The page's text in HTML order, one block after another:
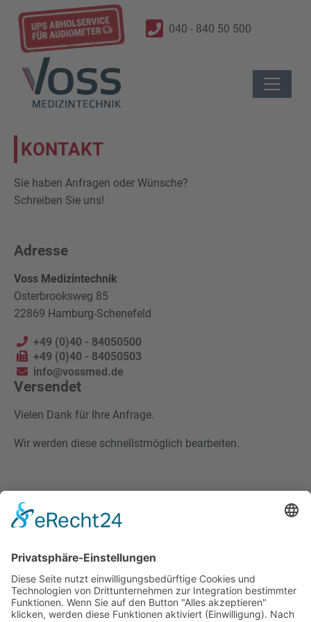
040 - 840 50 500
KONTAKT
Sie haben Anfragen oder Wünsche?
Schreiben Sie uns!
Adresse
Voss Medizintechnik
Osterbrooksweg 85
22869 Hamburg-Schenefeld
+49 (0)40 - 84050500
+49 (0)40 - 84050503
info@vossmed.de
Versendet
Vielen Dank für Ihre Anfrage.
Wir werden diese schnellstmöglich bearbeiten.
ARBEITSMEDIZINISCHE DIAGNOSTIK & AUDIOMETRIE